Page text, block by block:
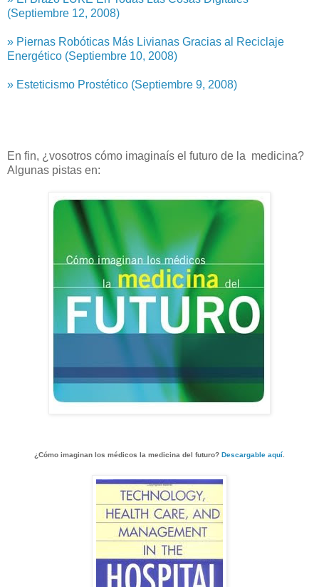
(Septiembre 12, 2008)
» Piernas Robóticas Más Livianas Gracias al Reciclaje
Energético (Septiembre 10, 2008)
» Esteticismo Prostético (Septiembre 9, 2008)
En fin, ¿vosotros cómo imaginaís el futuro de la medicina?
Algunas pistas en:
¿Cómo imaginan los médicos la medicina del futuro? Descargable aquí.